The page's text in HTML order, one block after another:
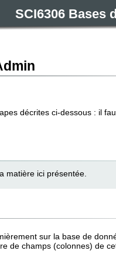
SCI6306 Bases
décrites ci-dessous : il
matière ici présentée.
sur la base de
de champs (colonnes) de